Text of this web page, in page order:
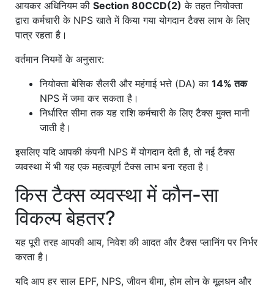
आयकर अधिनियम की Section 80CCD(2) के तहत नियोक्ता
द्वारा कर्मचारी के NPS खाते में किया गया योगदान टैक्स लाभ के लिए
पात्र रहता है।
वर्तमान नियमों के अनुसार:
नियोक्ता बेसिक सैलरी और महंगाई भत्ते (DA) का 14% तक
NPS में जमा कर सकता है।
निर्धारित सीमा तक यह राशि कर्मचारी के लिए टैक्स मुक्त मानी
जाती है।
इसलिए यदि आपकी कंपनी NPS में योगदान देती है, तो नई टैक्स
व्यवस्था में भी यह एक महत्वपूर्ण टैक्स लाभ बना रहता है।
किस टैक्स व्यवस्था में कौन-सा
विकल्प बेहतर?
यह पूरी तरह आपकी आय, निवेश की आदत और टैक्स प्लानिंग पर निर्भर
करता है।
यदि आप हर साल EPF, NPS, जीवन बीमा, होम लोन के मूलधन और